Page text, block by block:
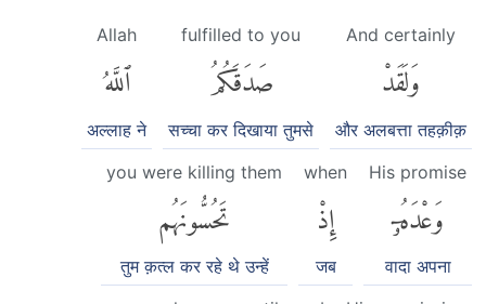
And certainly
وَلَقَدْ
और अलबत्ता तहक़ीक़
fulfilled to you
صَدَقَكُمُ
सच्चा कर दिखाया तुमसे
Allah
ٱللَّهُ
अल्लाह ने
His promise
وَعْدَهُۥٓ
वादा अपना
when
إِذْ
जब
you were killing them
تَحُسُّونَهُم
तुम क़त्ल कर रहे थे उन्हें